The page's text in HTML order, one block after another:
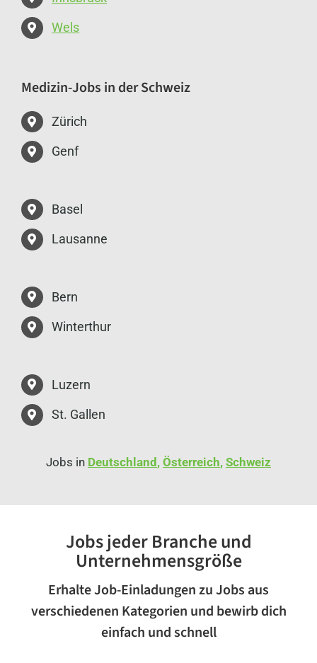
Wels
Medizin-Jobs in der Schweiz
Zürich
Genf
Basel
Lausanne
Bern
Winterthur
Luzern
St. Gallen
Jobs in Deutschland , Österreich, Schweiz
Jobs jeder Branche und
Unternehmensgröße
Erhalte Job-Einladungen zu Jobs aus
verschiedenen Kategorien und bewirb dich
einfach und schnell